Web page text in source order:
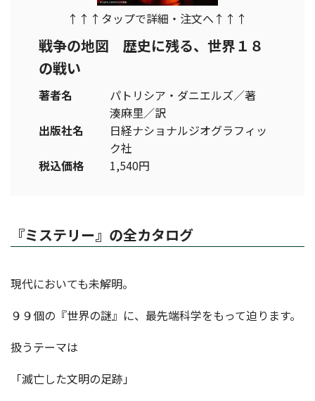
↑↑↑タップで詳細・注文へ↑↑↑
戦争の地図 歴史に残る、世界１８
の戦い
著者名
パトリシア・ダニエルズ／著
湊麻里／訳
出版社名
日経ナショナルジオグラフィッ
ク社
税込価格
1,540円
『ミステリー』の全カタログ
現代においても未解明。
９９個の『世界の謎』に、最先端科学をもって迫ります。
扱うテーマは
「滅亡した文明の足跡」